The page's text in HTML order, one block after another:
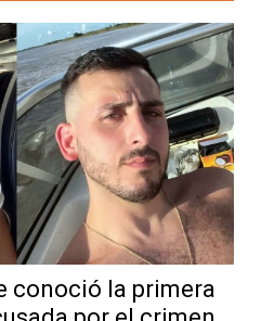
conoció la primera